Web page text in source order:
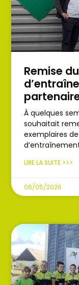
Remise
À quelques
souhaitait
exemplaires
LIRE LA SUITE >>>
06/05/2026